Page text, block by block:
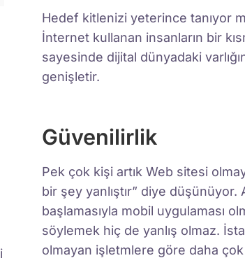
Hedef kitlenizi yeterince tanıyor
İnternet kullanan insanların bir
sayesinde dijital dünyadaki
genişletir.
Güvenilirlik
Pek çok kişi artık Web sitesi
bir şey yanlıştır” diye düşünüyor.
başlamasıyla mobil uygulaması
söylemek hiç de yanlış olmaz.
olmayan işletmlere göre daha